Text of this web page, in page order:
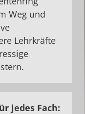
Weg und
Lehrkräfte
jedes Fach: